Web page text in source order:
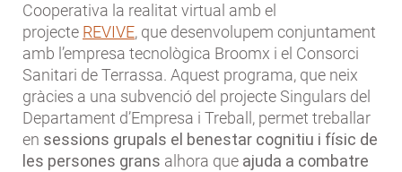
Cooperativa la realitat virtual amb el
projecte REVIVE, que desenvolupem conjuntament
amb l’empresa tecnològica Broomx i el Consorci
Sanitari de Terrassa. Aquest programa, que neix
gràcies a una subvenció del projecte Singulars del
Departament d’Empresa i Treball, permet treballar
en sessions grupals el benestar cognitiu i físic de
les persones grans alhora que ajuda a combatre